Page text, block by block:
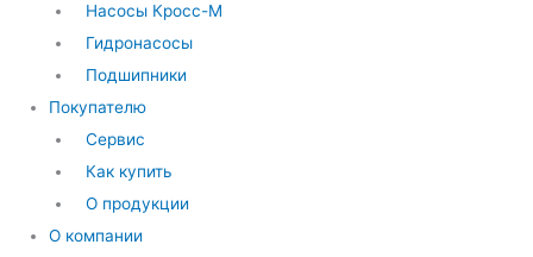
Насосы Кросс-М
Гидронасосы
Подшипники
Покупателю
Сервис
Как купить
О продукции
О компании